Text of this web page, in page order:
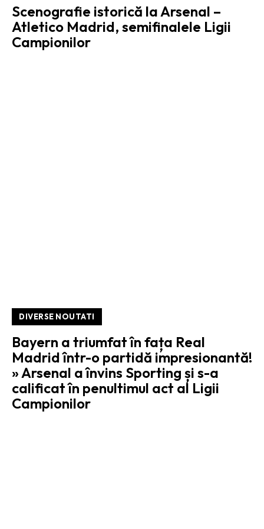
Scenografie istorică la Arsenal –
Atletico Madrid, semifinalele Ligii
Campionilor
DIVERSE NOUTATI
Bayern a triumfat în fața Real
Madrid într-o partidă impresionantă!
» Arsenal a învins Sporting și s-a
calificat în penultimul act al Ligii
Campionilor